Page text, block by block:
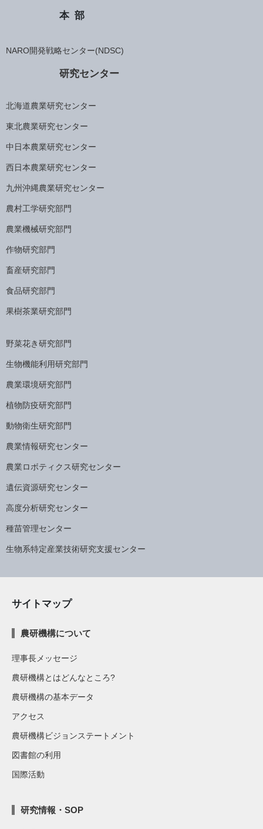
本部
NARO開発戦略センター(NDSC)
研究センター
北海道農業研究センター
東北農業研究センター
中日本農業研究センター
西日本農業研究センター
九州沖縄農業研究センター
農村工学研究部門
農業機械研究部門
作物研究部門
畜産研究部門
食品研究部門
果樹茶業研究部門
野菜花き研究部門
生物機能利用研究部門
農業環境研究部門
植物防疫研究部門
動物衛生研究部門
農業情報研究センター
農業ロボティクス研究センター
遺伝資源研究センター
高度分析研究センター
種苗管理センター
生物系特定産業技術研究支援センター
サイトマップ
農研機構について
理事長メッセージ
農研機構とはどんなところ?
農研機構の基本データ
アクセス
農研機構ビジョンステートメント
図書館の利用
国際活動
研究情報・SOP